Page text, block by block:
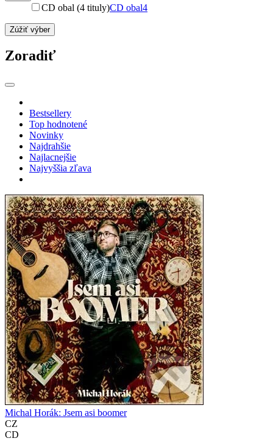
CD obal (4 tituly)CD obal4
Zúžiť výber
Zoradiť
Bestsellery
Top hodnotené
Novinky
Najdrahšie
Najlacnejšie
Najvyššia zľava
Michal Horák: Jsem asi boomer
CZ
CD